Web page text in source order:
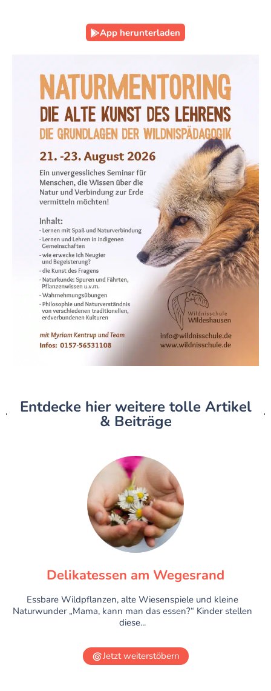
App herunterladen
Entdecke hier weitere tolle Artikel
& Beiträge
Delikatessen am Wegesrand
Essbare Wildpflanzen, alte Wiesenspiele und kleine
Naturwunder „Mama, kann man das essen?“ Kinder stellen
diese...
Jetzt weiterstöbern